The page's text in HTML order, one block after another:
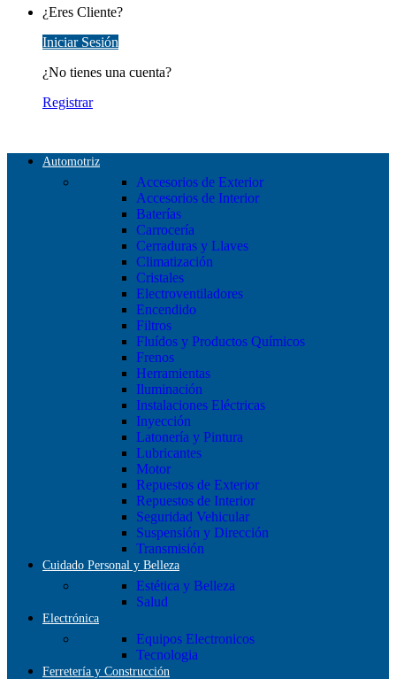
¿Eres Cliente?
Iniciar Sesión
¿No tienes una cuenta?
Registrar
Automotriz
Accesorios de Exterior
Accesorios de Interior
Baterías
Carrocería
Cerraduras y Llaves
Climatización
Cristales
Electroventiladores
Encendido
Filtros
Fluídos y Productos Químicos
Frenos
Herramientas
Iluminación
Instalaciones Eléctricas
Inyección
Latonería y Pintura
Lubricantes
Motor
Repuestos de Exterior
Repuestos de Interior
Seguridad Vehicular
Suspensión y Dirección
Transmisión
Cuidado Personal y Belleza
Estética y Belleza
Salud
Electrónica
Equipos Electronicos
Tecnologia
Ferretería y Construcción